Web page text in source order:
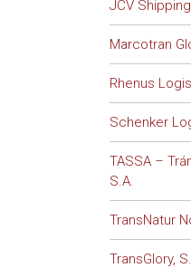
JCV
Marcotran
Rhenus
Schenker
TASSA –
S.A.
TransNatur
TransGlory,